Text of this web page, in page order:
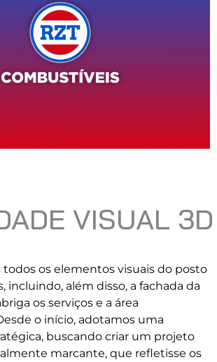
VISUAL 3D
os elementos visuais do posto
incluindo, além disso, a fachada da
os serviços e a área
o início, adotamos uma
buscando criar um projeto
marcante, que refletisse os